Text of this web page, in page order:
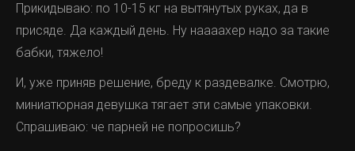
Прикидываю: по 10-15 кг на вытянутых руках, да в
присяде. Да каждый день. Ну наааахер надо за такие
бабки, тяжело!
И, уже приняв решение, бреду к раздевалке. Смотрю,
миниатюрная девушка тягает эти самые упаковки.
Спрашиваю: че парней не попросишь?